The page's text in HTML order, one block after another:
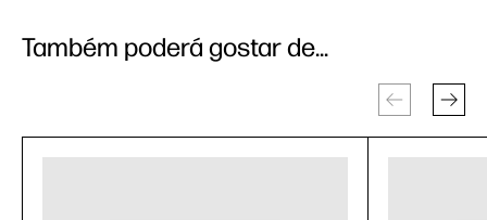
Também poderá gostar de...